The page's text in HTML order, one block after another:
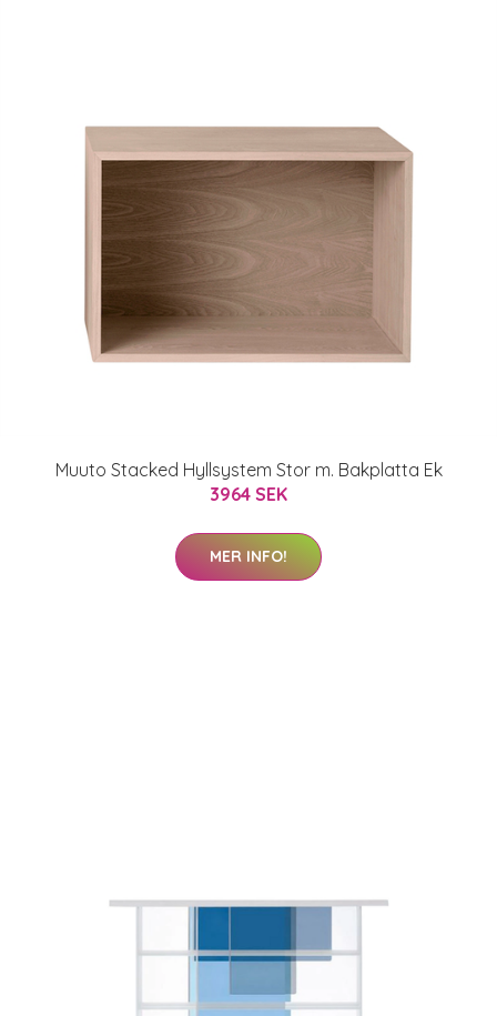
Muuto Stacked Hyllsystem Stor m. Bakplatta Ek
3964 SEK
MER INFO!